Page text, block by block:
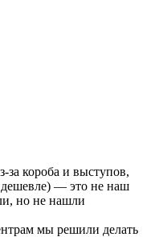
за короба и выступов,
дешевле) — это не наш
но не нашли
мы решили делать